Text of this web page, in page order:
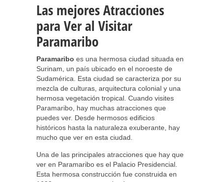
Las mejores Atracciones
para Ver al Visitar
Paramaribo
Paramaribo es una hermosa ciudad situada en
Surinam, un país ubicado en el noroeste de
Sudamérica. Esta ciudad se caracteriza por su
mezcla de culturas, arquitectura colonial y una
hermosa vegetación tropical. Cuando visites
Paramaribo, hay muchas atracciones que
puedes ver. Desde hermosos edificios
históricos hasta la naturaleza exuberante, hay
mucho que ver en esta ciudad.
Una de las principales atracciones que hay que
ver en Paramaribo es el Palacio Presidencial.
Esta hermosa construcción fue construida en